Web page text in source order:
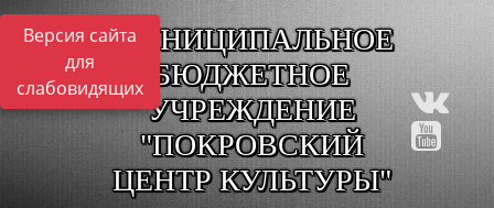
Версия сайта
для
слабовидящих
МУНИЦИПАЛЬНОЕ
БЮДЖЕТНОЕ
УЧРЕЖДЕНИЕ
"ПОКРОВСКИЙ
ЦЕНТР КУЛЬТУРЫ"